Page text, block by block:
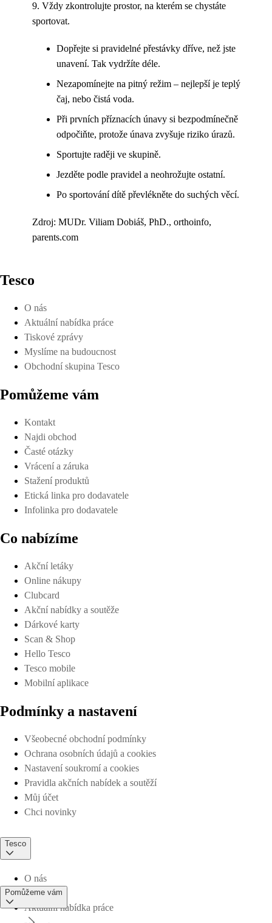
9. Vždy zkontrolujte prostor, na kterém se chystáte
sportovat.
Dopřejte si pravidelné přestávky dříve, než jste
unavení. Tak vydržíte déle.
Nezapomínejte na pitný režim – nejlepší je teplý
čaj, nebo čistá voda.
Při prvních příznacích únavy si bezpodmínečně
odpočiňte, protože únava zvyšuje riziko úrazů.
Sportujte raději ve skupině.
Jezděte podle pravidel a neohrožujte ostatní.
Po sportování dítě převlékněte do suchých věcí.
Zdroj: MUDr. Viliam Dobiáš, PhD., orthoinfo,
parents.com
Tesco
O nás
Aktuální nabídka práce
Tiskové zprávy
Myslíme na budoucnost
Obchodní skupina Tesco
Pomůžeme vám
Kontakt
Najdi obchod
Časté otázky
Vrácení a záruka
Stažení produktů
Etická linka pro dodavatele
Infolinka pro dodavatele
Co nabízíme
Akční letáky
Online nákupy
Clubcard
Akční nabídky a soutěže
Dárkové karty
Scan & Shop
Hello Tesco
Tesco mobile
Mobilní aplikace
Podmínky a nastavení
Všeobecné obchodní podmínky
Ochrana osobních údajů a cookies
Nastavení soukromí a cookies
Pravidla akčních nabídek a soutěží
Můj účet
Chci novinky
Tesco
O nás
Aktuální nabídka práce
Pomůžeme vám